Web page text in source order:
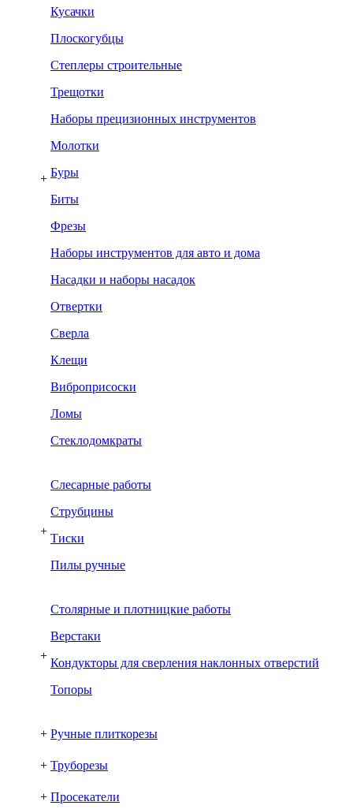
+
Кусачки
Плоскогубцы
Степлеры строительные
Трещотки
Наборы прецизионных инструментов
Молотки
Буры
Биты
Фрезы
Наборы инструментов для авто и дома
Насадки и наборы насадок
Отвертки
Сверла
Клещи
Виброприсоски
Ломы
Стеклодомкраты
+
Слесарные работы
Струбцины
Тиски
Пилы ручные
+
Столярные и плотницкие работы
Верстаки
Кондукторы для сверления наклонных отверстий
Топоры
+ Ручные плиткорезы
+ Труборезы
+ Просекатели